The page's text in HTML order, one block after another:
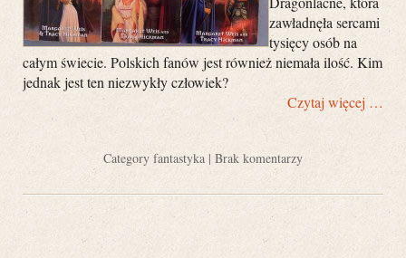
zawładnęła sercami
tysięcy osób na
całym świecie. Polskich fanów jest również niemała ilość. Kim
jednak jest ten niezwykły człowiek?
Czytaj więcej …
Category fantastyka | Brak komentarzy